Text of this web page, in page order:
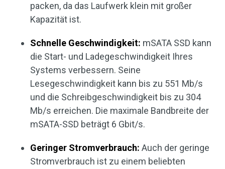
packen, da das Laufwerk klein mit großer
Kapazität ist.
Schnelle Geschwindigkeit: mSATA SSD kann
die Start- und Ladegeschwindigkeit Ihres
Systems verbessern. Seine
Lesegeschwindigkeit kann bis zu 551 Mb/s
und die Schreibgeschwindigkeit bis zu 304
Mb/s erreichen. Die maximale Bandbreite der
mSATA-SSD beträgt 6 Gbit/s.
Geringer Stromverbrauch: Auch der geringe
Stromverbrauch ist zu einem beliebten